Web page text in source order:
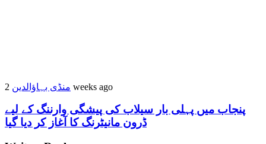
منڈی بہاؤالدین 2 weeks ago
پنجاب میں پہلی بار سیلاب کی پیشگی وارننگ کے لیے
ڈرون مانیٹرنگ کا آغاز کر دیا گیا